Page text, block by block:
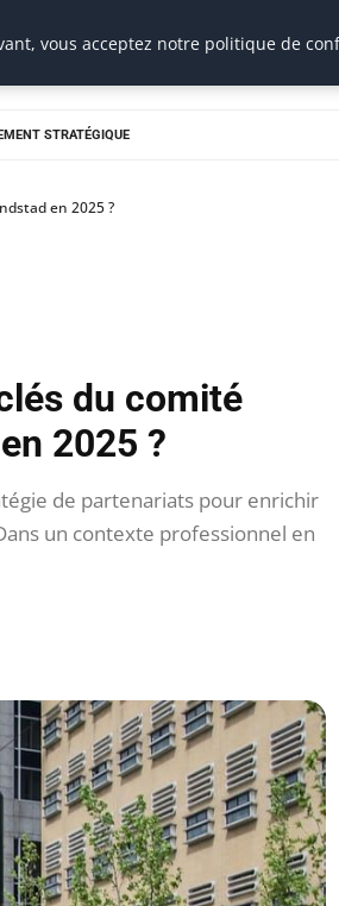
STRATÉGIQUE
en 2025 ?
du comité
2025 ?
de partenariats pour enrichir
un contexte professionnel en
vous acceptez notre politique de